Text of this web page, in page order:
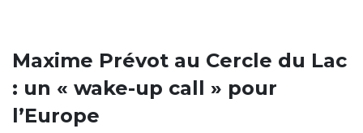
Maxime Prévot au Cercle du Lac
: un « wake-up call » pour
l’Europe